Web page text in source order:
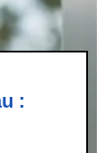
: